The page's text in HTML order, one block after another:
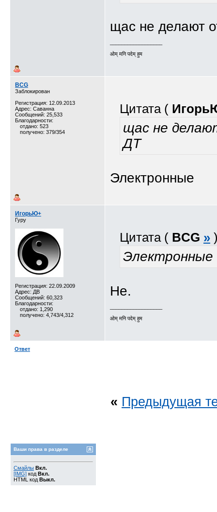
щас не делают
ओम् मनि पदेम् हुम
BCG
Заблокирован
Регистрация: 12.09.2013
Адрес: Саванна
Сообщений: 25,533
Благодарности:
отдано: 523
получено: 379/354
Цитата (
щас не
ДТ
Электронные
ИгорьЮ+
Гуру
Регистрация: 22.09.2009
Адрес: ДВ
Сообщений: 60,323
Благодарности:
отдано: 1,290
получено: 4,743/4,312
Цитата ( BCG »
Электронные
Не.
ओम् मनि पदेम् हुम
Ответ
« Предыдущая
Ваши права в разделе
Смайлы Вкл.
[IMG] код Вкл.
HTML код Выкл.